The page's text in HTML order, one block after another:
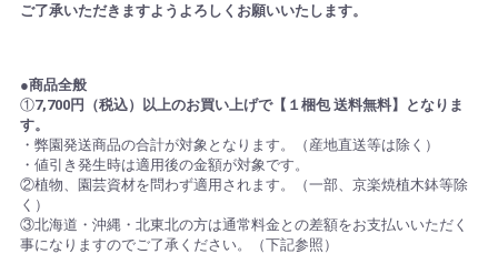
ご了承いただきますようよろしくお願いいたします。
●商品全般
①7,700円（税込）以上のお買い上げで【１梱包 送料無料】となりま
す。
・弊園発送商品の合計が対象となります。（産地直送等は除く）
・値引き発生時は適用後の金額が対象です。
②植物、園芸資材を問わず適用されます。（一部、京楽焼植木鉢等除
く）
③北海道・沖縄・北東北の方は通常料金との差額をお支払いいただく
事になりますのでご了承ください。（下記参照）